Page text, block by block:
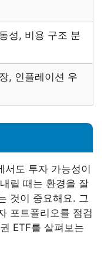
성, 비용 구조 분
, 인플레이션 우
서도 투자 가능성이
릴 때는 환경을 잘
것이 중요해요. 그
포트폴리오를 점검
ETF를 살펴보는